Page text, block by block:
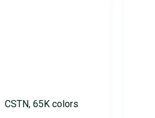
CSTN, 65K colors